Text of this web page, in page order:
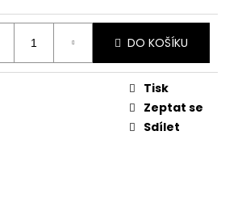
DO KOŠÍKU
Tisk
Zeptat se
Sdílet